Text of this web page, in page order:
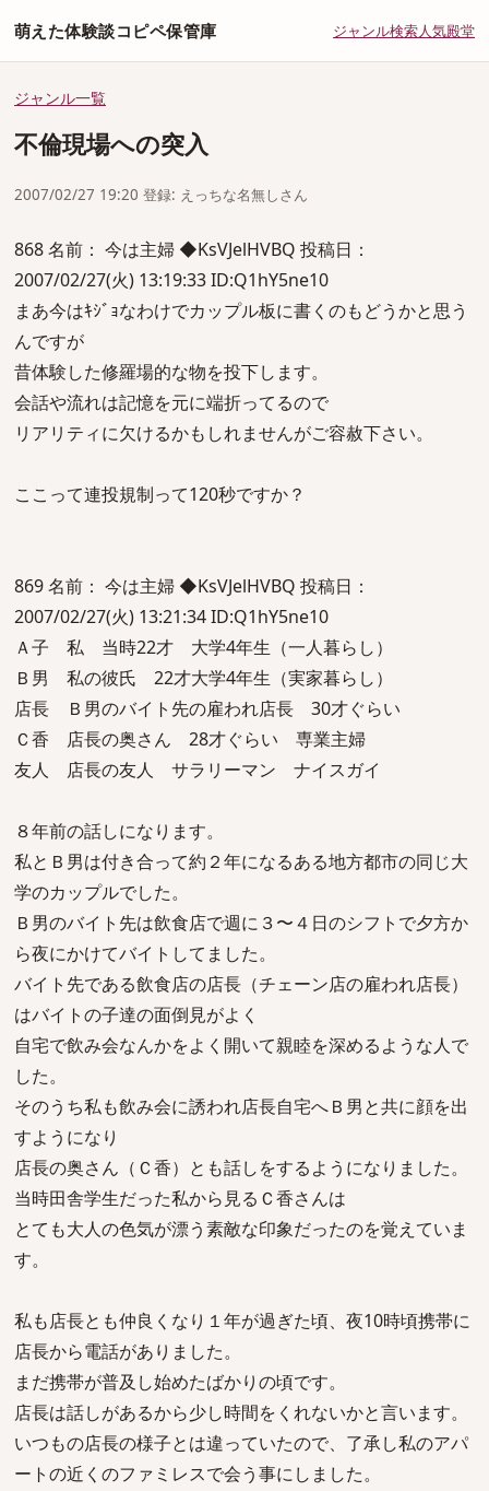
萌えた体験談コピペ保管庫 ジャンル検索人気殿堂
ジャンル一覧
不倫現場への突入
2007/02/27 19:20 登録: えっちな名無しさん
868 名前： 今は主婦 ◆KsVJelHVBQ 投稿日：
2007/02/27(火) 13:19:33 ID:Q1hY5ne10
まあ今はｷｼﾞｮなわけでカップル板に書くのもどうかと思う
んですが
昔体験した修羅場的な物を投下します。
会話や流れは記憶を元に端折ってるので
リアリティに欠けるかもしれませんがご容赦下さい。
ここって連投規制って120秒ですか？
869 名前： 今は主婦 ◆KsVJelHVBQ 投稿日：
2007/02/27(火) 13:21:34 ID:Q1hY5ne10
Ａ子 私 当時22才 大学4年生（一人暮らし）
Ｂ男 私の彼氏 22才大学4年生（実家暮らし）
店長 Ｂ男のバイト先の雇われ店長 30才ぐらい
Ｃ香 店長の奥さん 28才ぐらい 専業主婦
友人 店長の友人 サラリーマン ナイスガイ
８年前の話しになります。
私とＢ男は付き合って約２年になるある地方都市の同じ大
学のカップルでした。
Ｂ男のバイト先は飲食店で週に３〜４日のシフトで夕方か
ら夜にかけてバイトしてました。
バイト先である飲食店の店長（チェーン店の雇われ店長）
はバイトの子達の面倒見がよく
自宅で飲み会なんかをよく開いて親睦を深めるような人で
した。
そのうち私も飲み会に誘われ店長自宅へＢ男と共に顔を出
すようになり
店長の奥さん（Ｃ香）とも話しをするようになりました。
当時田舎学生だった私から見るＣ香さんは
とても大人の色気が漂う素敵な印象だったのを覚えていま
す。
私も店長とも仲良くなり１年が過ぎた頃、夜10時頃携帯に
店長から電話がありました。
まだ携帯が普及し始めたばかりの頃です。
店長は話しがあるから少し時間をくれないかと言います。
いつもの店長の様子とは違っていたので、了承し私のアパ
ートの近くのファミレスで会う事にしました。